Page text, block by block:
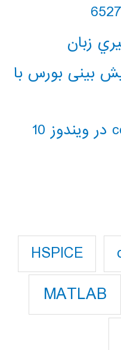
زبان
بینی بورس با
HSPICE
MATLAB